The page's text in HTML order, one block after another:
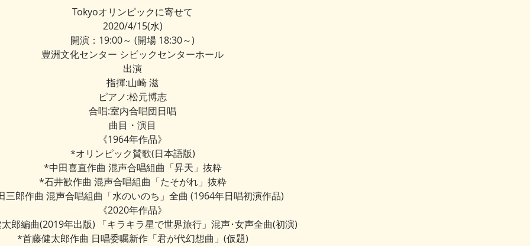
Tokyoオリンピックに寄せて
2020/4/15(水)
開演：19:00～ (開場 18:30～)
豊洲文化センター シビックセンターホール
出演
指揮:山崎 滋
ピアノ:松元博志
合唱:室内合唱団日唱
曲目・演目
《1964年作品》
*オリンピック賛歌(日本語版)
*中田喜直作曲 混声合唱組曲「昇天」抜粋
*石井歓作曲 混声合唱組曲「たそがれ」抜粋
三郎作曲 混声合唱組曲「水のいのち」全曲 (1964年日唱初演作品)
《2020年作品》
郎編曲(2019年出版) 「キラキラ星で世界旅行」混声･女声全曲(初演)
*首藤健太郎作曲 日唱委嘱新作「君が代幻想曲」(仮題)